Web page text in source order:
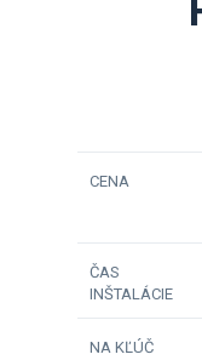
CENA
ČAS
INŠTALÁCIE
NA KĽÚČ